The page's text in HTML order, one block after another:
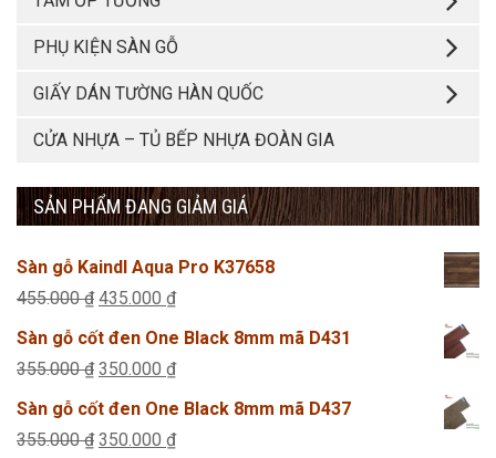
PHỤ KIỆN SÀN GỖ
GIẤY DÁN TƯỜNG HÀN QUỐC
CỬA NHỰA – TỦ BẾP NHỰA ĐOÀN GIA
SẢN PHẨM ĐANG GIẢM GIÁ
Sàn gỗ Kaindl Aqua Pro K37658
455.000₫ Giá
gốc
là:
435.000 ₫Giá
hiện
tại
435.000 ₫.
Sàn gỗ cốt đen One Black 8mm mã D431
355.000₫ Giá
gốc
là:
350.000 ₫Giá
hiện
tại
Sàn gỗ cốt đen One Black 8mm mã D437
355.000₫ Giá
350.000 ₫Giá